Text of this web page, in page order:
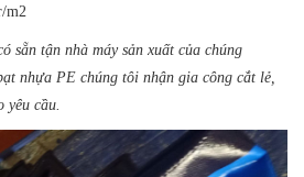
m2
sẵn tận nhà máy sản xuất của chúng
nhựa PE chúng tôi nhận gia công cắt lẻ,
yêu cầu.